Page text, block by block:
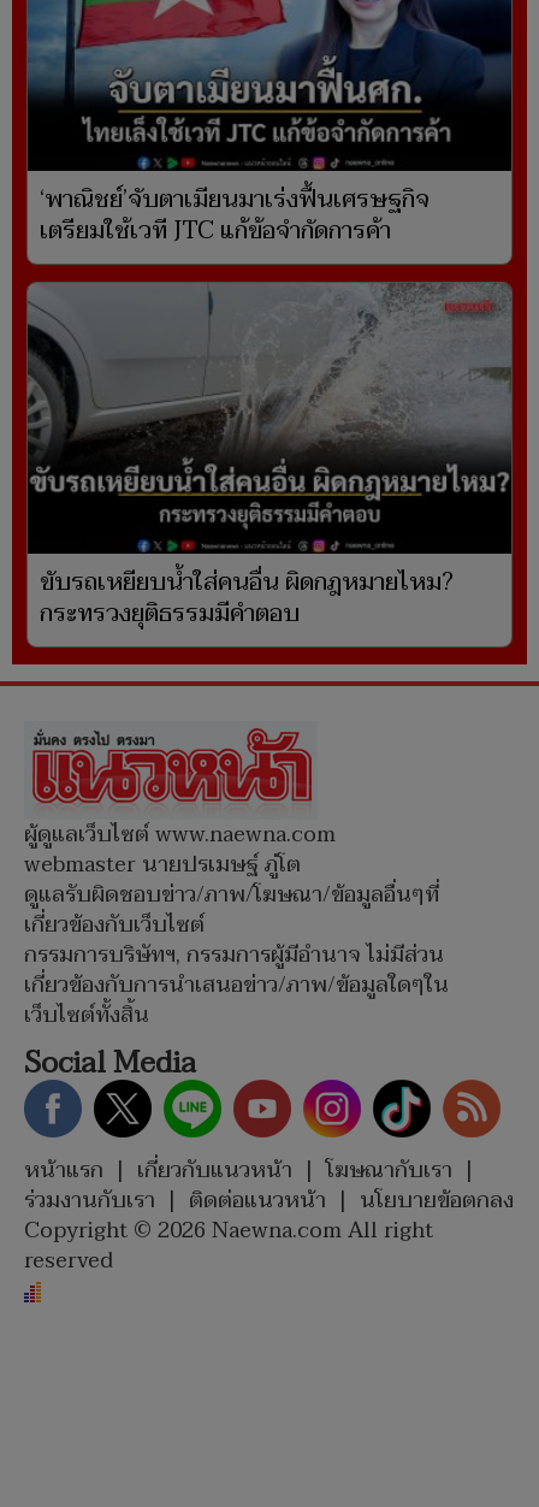
‘พาณิชย์’จับตาเมียนมาเร่งฟื้นเศรษฐกิจ
เตรียมใช้เวที JTC แก้ข้อจำกัดการค้า
ขับรถเหยียบน้ำใส่คนอื่น ผิดกฎหมายไหม?
กระทรวงยุติธรรมมีคำตอบ
ผู้ดูแลเว็บไซต์ www.naewna.com
webmaster นายปรเมษฐ์ ภู่โต
ดูแลรับผิดชอบข่าว/ภาพ/โฆษณา/ข้อมูลอื่นๆที่
เกี่ยวข้องกับเว็บไซต์
กรรมการบริษัทฯ, กรรมการผู้มีอำนาจ ไม่มีส่วน
เกี่ยวข้องกับการนำเสนอข่าว/ภาพ/ข้อมูลใดๆใน
เว็บไซต์ทั้งสิ้น
Social Media
หน้าแรก | เกี่ยวกับแนวหน้า | โฆษณากับเรา |
ร่วมงานกับเรา | ติดต่อแนวหน้า | นโยบายข้อตกลง
Copyright © 2026 Naewna.com All right
reserved